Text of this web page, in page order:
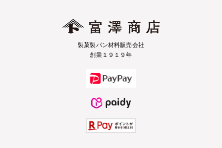
製菓製パン材料販売会社
創業１９１９年